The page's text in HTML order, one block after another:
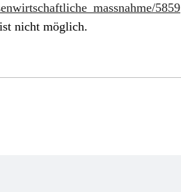
5859
nicht möglich.